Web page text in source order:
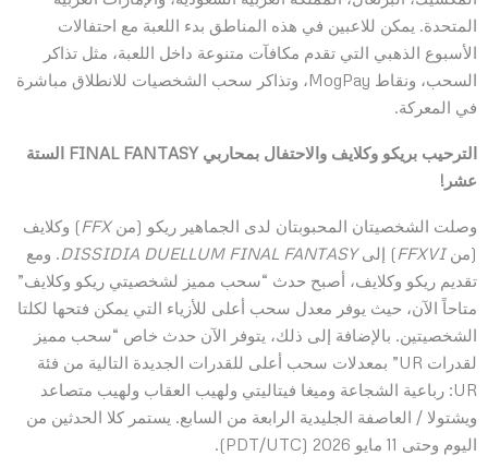
المتحدة. يمكن للاعبين في هذه المناطق بدء اللعبة مع احتفالات
الأسبوع الذهبي التي تقدم مكافآت متنوعة داخل اللعبة، مثل تذاكر
السحب، ونقاط MogPay، وتذاكر سحب الشخصيات للانطلاق مباشرة
في المعركة.
الترحيب بريكو وكلايف والاحتفال بمحاربي FINAL FANTASY الستة
عشر!
وصلت الشخصيتان المحبوبتان لدى الجماهير ريكو (منFFX) وكلايف
(منFFXVI) إلىDISSIDIA DUELLUM FINAL FANTASY
. ومع
تقديم ريكو وكلايف، أصبح حدث “سحب مميز لشخصيتي ريكو وكلايف”
متاحاً الآن، حيث يوفر معدل سحب أعلى للأزياء التي يمكن فتحها لكلتا
الشخصيتين. بالإضافة إلى ذلك، يتوفر الآن حدث خاص “سحب مميز
لقدرات UR” بمعدلات سحب أعلى للقدرات الجديدة التالية من فئة
UR: رباعية الشجاعة وميغا فيتاليتي ولهيب العقاب ولهيب متصاعد
ويشتولا / العاصفة الجليدية الرابعة من السابع. يستمر كلا الحدثين من
اليوم وحتى 11 مايو 2026 (PDT/UTC).